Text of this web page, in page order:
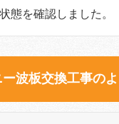
態を確認しました。
波板交換工事の